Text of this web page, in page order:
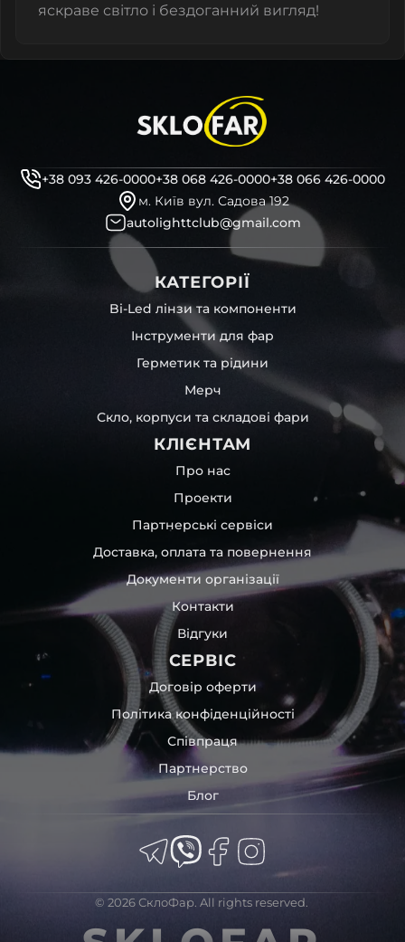
яскраве світло і бездоганний вигляд!
+38 093 426-0000+38 068 426-0000+38 066 426-0000
м. Київ вул. Садова 192
autolighttclub@gmail.com
КАТЕГОРІЇ
Bi-Led лінзи та компоненти
Інструменти для фар
Герметик та рідини
Мерч
Скло, корпуси та складові фари
КЛІЄНТАМ
Про нас
Проекти
Партнерські сервіси
Доставка, оплата та повернення
Документи організації
Контакти
Відгуки
СЕРВІС
Договір оферти
Політика конфіденційності
Співпраця
Партнерство
Блог
© 2026 СклоФар. All rights reserved.